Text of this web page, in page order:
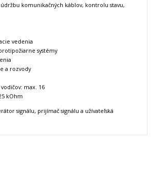
komunikačných káblov, kontrolu stavu,
vedenia
systémy
a rozvody
max. 16
kOhm
signálu, prijímač signálu a užívateľská